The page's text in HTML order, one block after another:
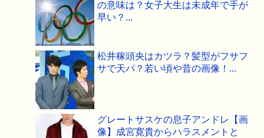
の意味は？女子大生は未成年で手が
早い？...
松井稼頭央はカツラ？髪型がフサフ
サで天パ？若い頃や昔の画像！...
グレートサスケの息子アンドレ【画
像】成宮寛貴からハラスメントと